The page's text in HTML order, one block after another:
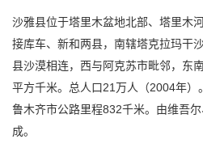
沙雅县位于塔里木盆地北部、塔里木
接库车、新和两县，南辖塔克拉玛干
县沙漠相连，西与阿克苏市毗邻，东
平方千米。总人口21万人（2004年）
鲁木齐市公路里程832千米。由维吾
成。